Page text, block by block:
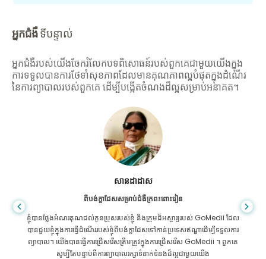
អ្នកជំងឺទីបន្ទាល់
អ្នកជំងឺរបស់យើងចែករំលែកបទពិសោធន៍របស់ពួកគេជាមួយយើងក្នុង
ការទទួលបានការថែទាំសុខភាពដែលមានគុណភាពល្អបំផុតក្នុងដំណើរ
នៃការព្យាបាលរបស់ពួកគេ ដើម្បីបង្កើតចំណងដ៏ល្អសម្រាប់អនាគត។
សានដាដាស
ពីបង់ក្លាដែសសម្រាប់ជំងឺក្រពះពោះវៀន
ខ្ញុំបានថ្លែងអំណរគុណដល់កូនប្រុសរបស់ខ្ញុំ និងក្រុមដ៏អស្ចារ្យរបស់ GoMedii ដែល
បានជួយខ្ញុំក្នុងការធ្វើដំណើររបស់ខ្ញុំពីបង់ក្លាដែសទៅកាន់ប្រទេសឥណ្ឌាដើម្បីទទួលការ
ព្យាបាល។ យើងបានធ្វើការជ្រើសរើសត្រឹមត្រូវក្នុងការជ្រើសរើស GoMedii ។ ពួកគេ
សូម្បីតែបន្ទាប់ពីការព្យាបាលរក្សាទំនាក់ទំនងដ៏ល្អជាមួយយើង